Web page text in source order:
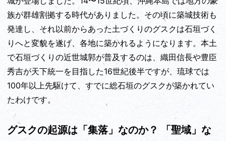
族が群雄割拠する時代がありました。その頃に築城技術も
発達し、それ以前からあった土づくりのグスクは石垣づく
りへと変貌を遂げ、各地に築かれるようになります。本土
で石垣づくりの近世城郭が普及するのは、織田信長や豊臣
秀吉が天下統一を目指した16世紀後半ですが、琉球では
100年以上先駆けて、すでに総石垣のグスクが築かれてい
たわけです。
グスクの起源は「集落」なのか？ 「聖域」な